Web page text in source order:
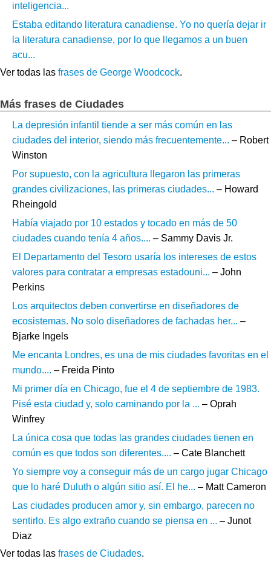
inteligencia...
Estaba editando literatura canadiense. Yo no quería dejar ir
la literatura canadiense, por lo que llegamos a un buen
acu...
Ver todas las frases de George Woodcock.
Más frases de Ciudades
La depresión infantil tiende a ser más común en las
ciudades del interior, siendo más frecuentemente... – Robert
Winston
Por supuesto, con la agricultura llegaron las primeras
grandes civilizaciones, las primeras ciudades... – Howard
Rheingold
Había viajado por 10 estados y tocado en más de 50
ciudades cuando tenía 4 años.... – Sammy Davis Jr.
El Departamento del Tesoro usaría los intereses de estos
valores para contratar a empresas estadouni... – John
Perkins
Los arquitectos deben convertirse en diseñadores de
ecosistemas. No solo diseñadores de fachadas her... –
Bjarke Ingels
Me encanta Londres, es una de mis ciudades favoritas en el
mundo.... – Freida Pinto
Mi primer día en Chicago, fue el 4 de septiembre de 1983.
Pisé esta ciudad y, solo caminando por la ... – Oprah
Winfrey
La única cosa que todas las grandes ciudades tienen en
común es que todos son diferentes.... – Cate Blanchett
Yo siempre voy a conseguir más de un cargo jugar Chicago
que lo haré Duluth o algún sitio así. El he... – Matt Cameron
Las ciudades producen amor y, sin embargo, parecen no
sentirlo. Es algo extraño cuando se piensa en ... – Junot
Diaz
Ver todas las frases de Ciudades.